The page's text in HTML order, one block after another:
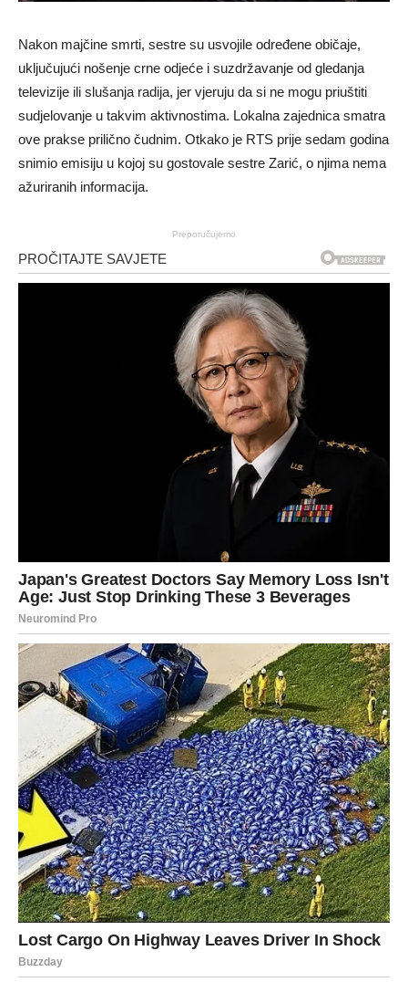
Nakon majčine smrti, sestre su usvojile određene običaje,
uključujući nošenje crne odjeće i suzdržavanje od gledanja
televizije ili slušanja radija, jer vjeruju da si ne mogu priuštiti
sudjelovanje u takvim aktivnostima. Lokalna zajednica smatra
ove prakse prilično čudnim. Otkako je RTS prije sedam godina
snimio emisiju u kojoj su gostovale sestre Zarić, o njima nema
ažuriranih informacija.
Preporučujemo